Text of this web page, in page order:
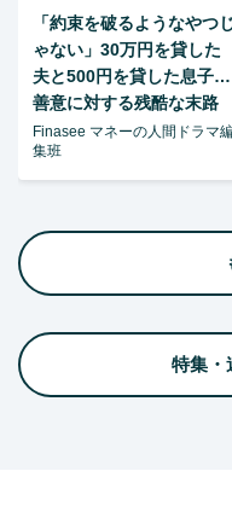
「約束を破るようなやつ
ゃない」30万円を貸した
夫と500円を貸した息子…
善意に対する残酷な末路
Finasee マネーの人間ドラマ
集班
特集・